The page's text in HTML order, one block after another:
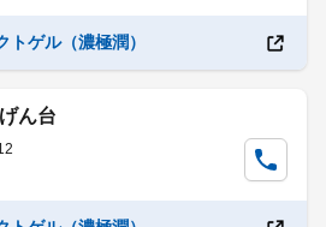
ゲル（濃極潤）
ん台